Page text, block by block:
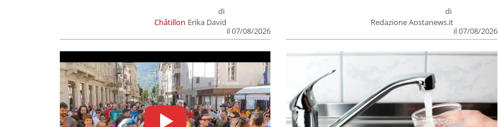
Châtillon
di
Erika David
il 07/08/2026
di
Redazione Aostanews.it
il 07/08/2026